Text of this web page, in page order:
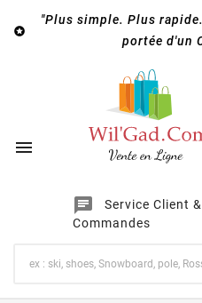

"Plus simple. Plus
portée d'un

chat
Service Client &
Commandes